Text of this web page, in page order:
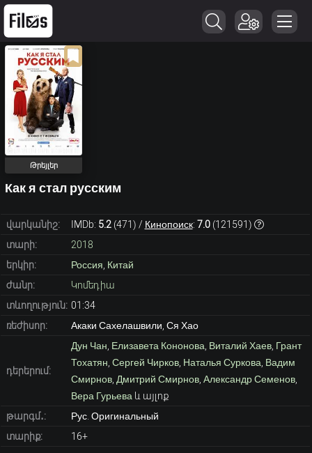
Թրեյլեր
Как я стал русским
վարկանիշ: IMDb: 5.2(471 ) / Кинопоиск: 7.0(121591 )
տարի:
2018
երկիր:
Россия Китай
ժանր:
Կոմեդիա
տևողություն: 01:34
ռեժիսոր:
Акаки Сахелашвили, Ся Хао
դերերում:
Дун Чан Елизавета Кононова Виталий Хаев, Грант
Тохатян Сергей Чирков, Наталья Суркова Вадим
Смирнов, Дмитрий Смирнов, Александр Семенов,
Вера Гурьева և այլոք
թարգմ․:
Рус. Оригинальный
տարիք:
16+